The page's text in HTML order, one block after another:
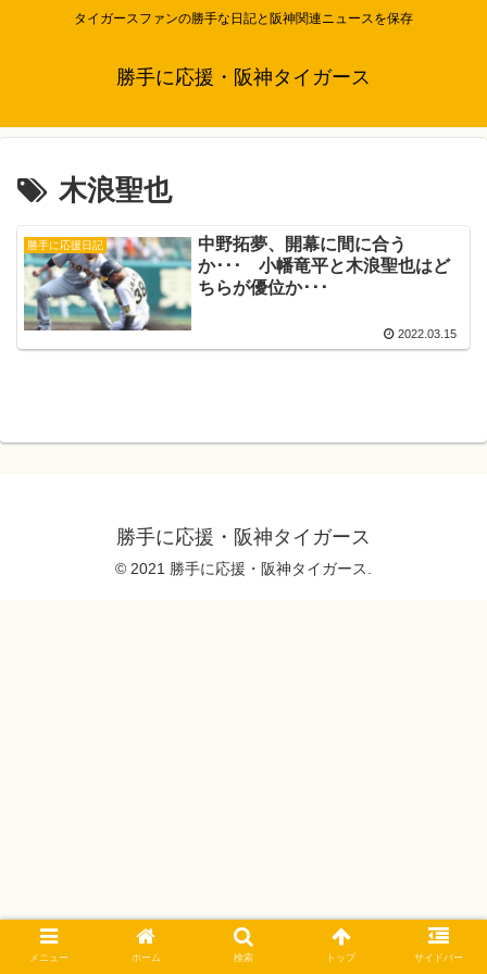
タイガースファンの勝手な日記と阪神関連ニュースを保存
勝手に応援・阪神タイガース
木浪聖也
勝手に応援日記
中野拓夢、開幕に間に合う
か･･･ 小幡竜平と木浪聖也はど
ちらが優位か･･･
2022.03.15
勝手に応援・阪神タイガース
© 2021 勝手に応援・阪神タイガース.
メニュー ホーム 検索 トップ サイドバー